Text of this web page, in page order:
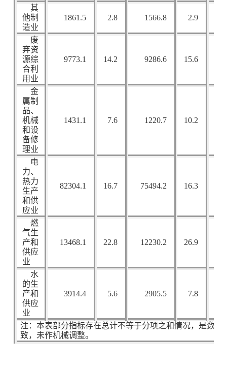
其
他制
造业
1861.5 2.8 1566.8 2.9
废
弃资
源综
合利
用业
9773.1 14.2 9286.6 15.6
金
属制
品、
机械
和设
备修
理业
1431.1 7.6 1220.7 10.2
电
力、
热力
生产
和供
应业
82304.1 16.7 75494.2 16.3
燃
气生
产和
供应
业
13468.1 22.8 12230.2 26.9
水
的生
产和
供应
业
3914.4 5.6 2905.5 7.8
注：本表部分指标存在总计不等于分项之和情况，是数据
致，未作机械调整。